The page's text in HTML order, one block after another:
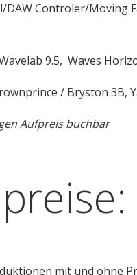
Controler/Moving
9.5, Waves
/ Bryston 3B,
Aufpreis buchbar
mit und ohne